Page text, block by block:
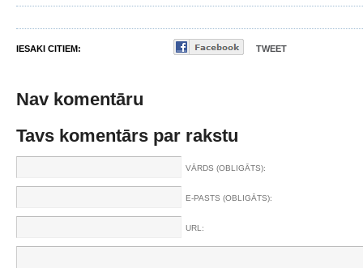
IESAKI CITIEM: TWEET
Nav komentāru
Tavs komentārs par rakstu
VĀRDS (OBLIGĀTS):
E-PASTS (OBLIGĀTS):
URL: